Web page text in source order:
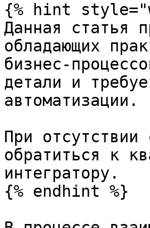
{% hint
Данная статья
обладающих
бизнес-
детали и
автоматизации.
При отсутствии
обратиться к
интегратору.
{% endhint %}